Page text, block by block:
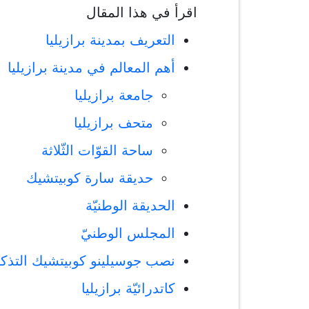
اقرأ في هذا المقال
التعريف بمدينة برازيليا
أهم المعالم في مدينة برازيليا
جامعة برازيليا
متحف برازيليا
ساحة القوّات الثّلاثة
حديقة سارة كوبيتشيك
الحديقة الوطنيّة
المجلس الوطنيّ
نصب جوسيلينو كوبيتشيك
كاتدرائيّة برازيليا